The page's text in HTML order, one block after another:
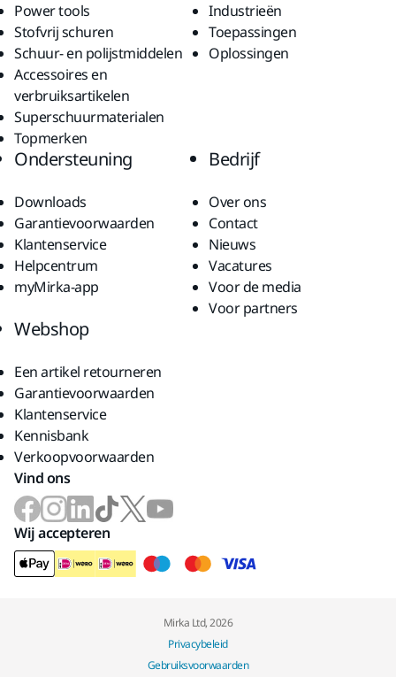
Power tools
Stofvrij schuren
Schuur- en polijstmiddelen
Accessoires en
verbruiksartikelen
Superschuurmaterialen
Topmerken
Industrieën
Toepassingen
Oplossingen
Ondersteuning
Downloads
Garantievoorwaarden
Klantenservice
Helpcentrum
myMirka-app
Bedrijf
Over ons
Contact
Nieuws
Vacatures
Voor de media
Voor partners
Webshop
Een artikel retourneren
Garantievoorwaarden
Klantenservice
Kennisbank
Verkoopvoorwaarden
Vind ons
Wij accepteren
Mirka Ltd, 2026
Privacybeleid
Gebruiksvoorwaarden